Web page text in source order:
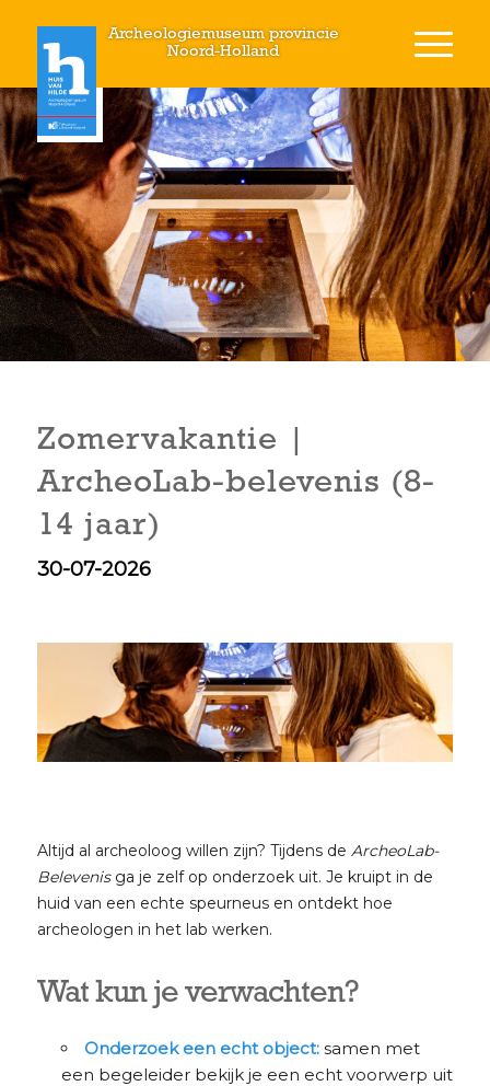
Archeologiemuseum provincie
Noord-Holland
Zomervakantie |
ArcheoLab-belevenis (8-
14 jaar)
30-07-2026
Altijd al archeoloog willen zijn? Tijdens de ArcheoLab-
Belevenisga je zelf op onderzoek uit. Je kruipt in de
huid van een echte speurneus en ontdekt hoe
archeologen in het lab werken.
Wat kun je verwachten?
Onderzoek een echt object:samen met
een begeleider bekijk je een echt voorwerp uit